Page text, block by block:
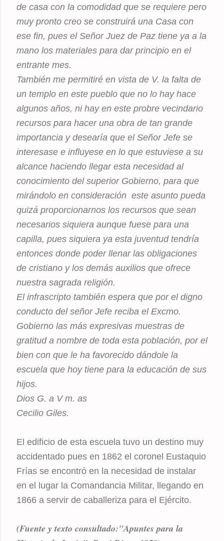
de casa con la comodidad que se requiere pero
muy pronto creo se construirá una Casa con
ese fin, pues el Señor Juez de Paz tiene ya a la
mano los materiales para dar principio en el
entrante mes.
También me permitiré en vista de V. la falta de
un templo en este pueblo que no lo hay hace
algunos años, ni hay en este probre vecindario
recursos para hacer una obra de tan grande
importancia y desearía que el Señor Jefe se
interesase e influyese en lo que estuviese a su
alcance haciendo llegar esta necesidad al
conocimiento del superior Gobierno, para que
mirándolo en consideración este asunto pueda
quizá proporcionarnos los recursos que sean
necesarios siquiera aunque fuese para una
capilla, pues siquiera ya esta juventud tendría
entonces donde poder llenar las obligaciones
de cristiano y los demás auxilios que ofrece
nuestra sagrada religión.
El infrascripto también espera que por el digno
conducto del señor Jefe reciba el Excmo.
Gobierno las más expresivas muestras de
gratitud a nombre de toda esta población, por el
bien con que le ha favorecido dándole la
escuela que hoy tiene para la educación de sus
hijos.
Dios G. a V m. as
Cecilio Giles.
El edificio de esta escuela tuvo un destino muy
accidentado pues en 1862 el coronel Eustaquio
Frías se encontró en la necesidad de instalar
en el lugar la Comandancia Militar, llegando en
1866 a servir de caballeriza para el Ejército.
(Fuente y texto consultado:"Apuntes para la